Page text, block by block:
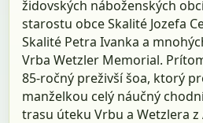
židovských náboženských
starostu obce Skalité Jozefa
Skalité Petra Ivanka a
Vrba Wetzler Memorial.
85-ročný preživší šoa, ktorý
manželkou celý náučný
trasu úteku Vrbu a Wetzlera